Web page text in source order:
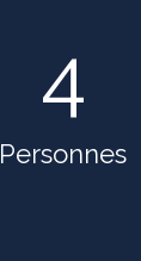
4
Personnes